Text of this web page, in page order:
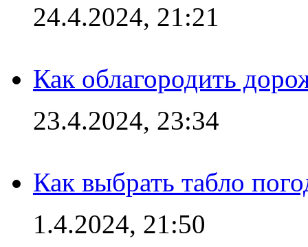
24.4.2024, 21:21
Как облагородить
23.4.2024, 23:34
Как выбрать табло
1.4.2024, 21:50